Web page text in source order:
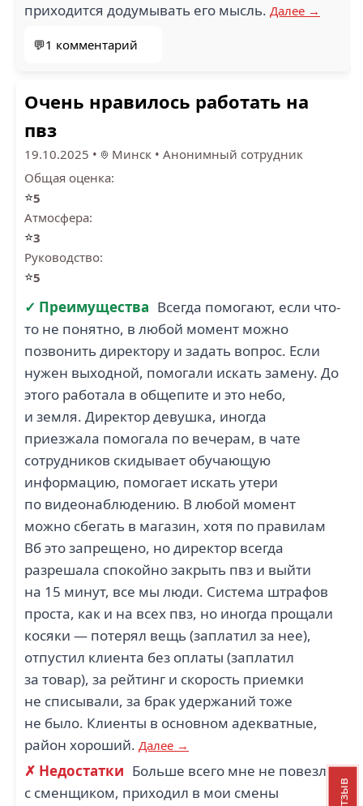
приходится додумывать его мысль. Далее →
💬1 комментарий
Очень нравилось работать на
пвз
19.10.2025 • Минск • Анонимный сотрудник
Общая оценка:
⭐5
Атмосфера:
⭐3
Руководство:
⭐5
✓ Преимущества Всегда помогают, если что-
то не понятно, в любой момент можно
позвонить директору и задать вопрос. Если
нужен выходной, помогали искать замену. До
этого работала в общепите и это небо,
и земля. Директор девушка, иногда
приезжала помогала по вечерам, в чате
сотрудников скидывает обучающую
информацию, помогает искать утери
по видеонаблюдению. В любой момент
можно сбегать в магазин, хотя по правилам
Вб это запрещено, но директор всегда
разрешала спокойно закрыть пвз и выйти
на 15 минут, все мы люди. Система штрафов
проста, как и на всех пвз, но иногда прощали
косяки — потерял вещь (заплатил за нее),
отпустил клиента без оплаты (заплатил
за товар), за рейтинг и скорость приемки
не списывали, за брак удержаний тоже
не было. Клиенты в основном адекватные,
район хороший. Далее →
✗ Недостатки Больше всего мне не повезло
с сменщиком, приходил в мои смены